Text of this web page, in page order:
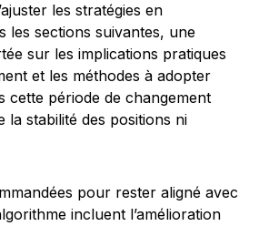
les stratégies en
les sections suivantes, une
sur les implications pratiques
et les méthodes à adopter
cette période de changement
la stabilité des positions ni
pour rester aligné avec
incluent l’amélioration